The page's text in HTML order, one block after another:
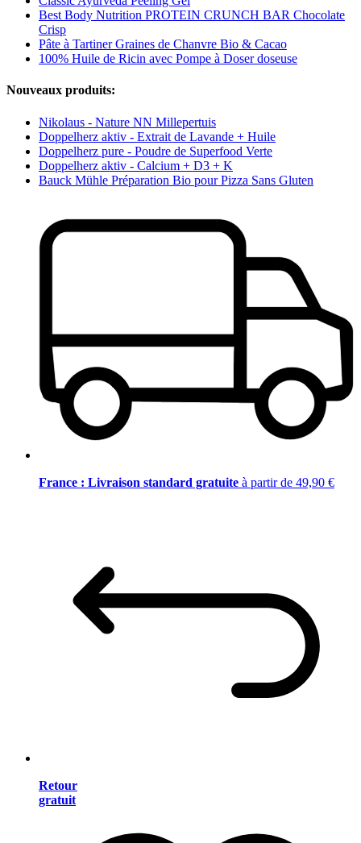
Best Body Nutrition PROTEIN CRUNCH BAR Chocolate
Crisp
Pâte à Tartiner Graines de Chanvre Bio & Cacao
100% Huile de Ricin avec Pompe à Doser doseuse
Nouveaux produits:
Nikolaus - Nature NN Millepertuis
Doppelherz aktiv - Extrait de Lavande + Huile
Doppelherz pure - Poudre de Superfood Verte
Doppelherz aktiv - Calcium + D3 + K
Bauck Mühle Préparation Bio pour Pizza Sans Gluten
France : Livraison standard gratuite à partir de 49,90 €
Retour
gratuit